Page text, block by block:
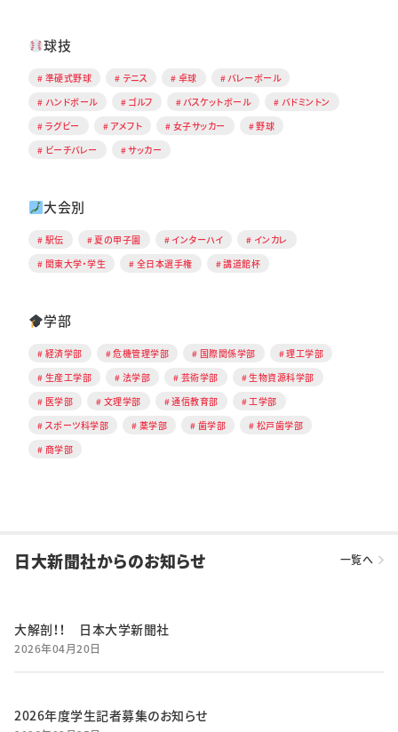
球技
準硬式野球 テニス 卓球
バレーボール
ハンドボール
ゴルフ バスケットボール
バドミントン
ラグビー
アメフト 女子サッカー
野球
ビーチバレー
サッカー
大会別
駅伝 夏の甲子園 インターハイ
インカレ
関東大学・学生
全日本選手権 講道館杯
学部
経済学部 危機管理学部 国際関係学部
理工学部
生産工学部
法学部 芸術学部
生物資源科学部
医学部
文理学部 通信教育部
工学部
スポーツ科学部
薬学部 歯学部
松戸歯学部
商学部
日大新聞社からのお知らせ 一覧へ
大解剖！！ 日本大学新聞社
2026年04月20日
2026年度学生記者募集のお知らせ